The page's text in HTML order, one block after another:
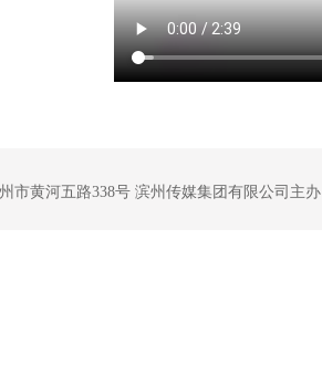
市黄河五路338号 滨州传媒集团有限公司主